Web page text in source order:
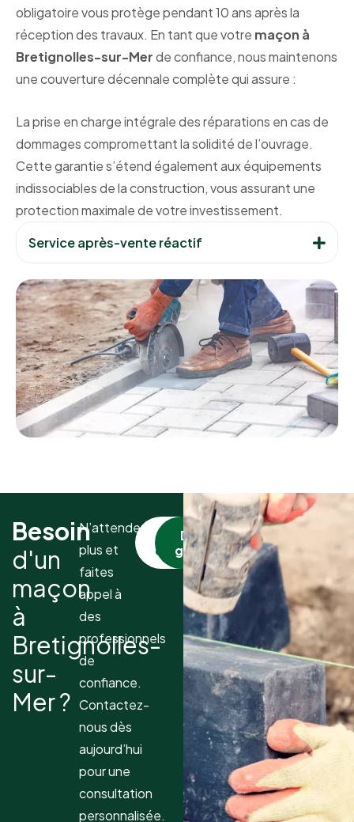
obligatoire vous protège pendant 10 ans après la
réception des travaux. En tant que votre maçon à
Bretignolles-sur-Merde confiance, nous maintenons
une couverture décennale complète qui assure :
La prise en charge intégrale des réparations en cas de
dommages compromettant la solidité de l’ouvrage.
Cette garantie s’étend également aux équipements
indissociables de la construction, vous assurant une
protection maximale de votre investissement.
Service après-vente réactif
Besoin
d'un
maçon
à
Bretignolles-
sur-
Mer ?
N’attendez
plus et
faites
appel à
des
professionnels
de
confiance.
Contactez-
nous dès
aujourd’hui
pour une
consultation
personnalisée.
Nous
contacter
Devis
gratuit